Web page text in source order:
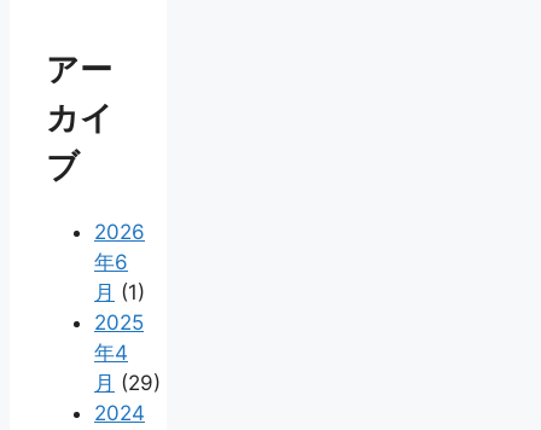
アー
カイ
ブ
2026
年6
月 (1)
2025
年4
月 (29)
2024